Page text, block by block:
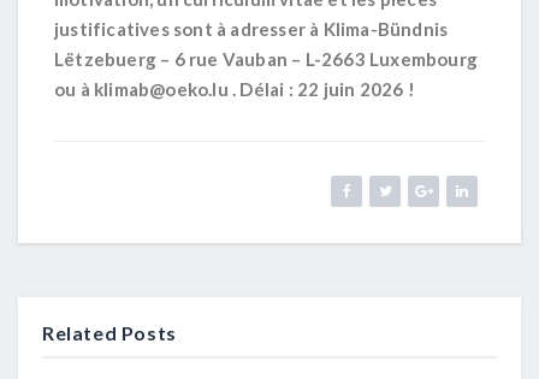
justificatives sont à adresser à Klima-Bündnis
Lëtzebuerg – 6 rue Vauban – L-2663 Luxembourg
ou à klimab@oeko.lu . Délai : 22 juin 2026 !
Related Posts